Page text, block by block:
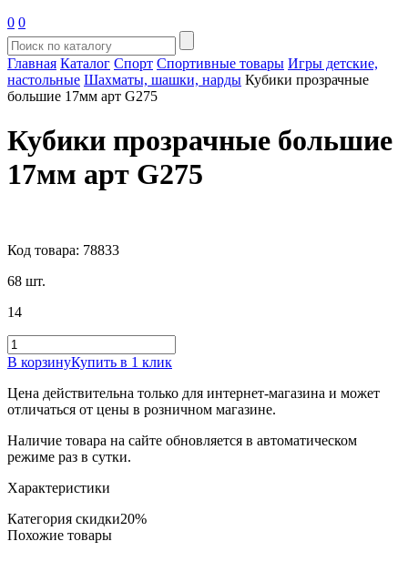
0 0
Главная Каталог Спорт Спортивные товары Игры детские,
настольные Шахматы, шашки, нарды Кубики прозрачные
большие 17мм арт G275
Кубики прозрачные большие
17мм арт G275
Код товара: 78833
68 шт.
14
В корзинуКупить в 1 клик
Цена действительна только для интернет-магазина и может
отличаться от цены в розничном магазине.
Наличие товара на сайте обновляется в автоматическом
режиме раз в сутки.
Характеристики
Категория скидки20%
Похожие товары